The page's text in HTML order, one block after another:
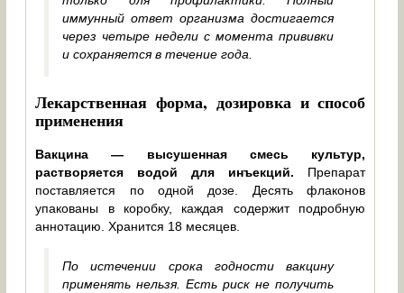
иммунный ответ организма достигается
через четыре недели с момента прививки
и сохраняется в течение года.
Лекарственная форма, дозировка и способ
применения
Вакцина — высушенная смесь культур,
растворяется водой для инъекций. Препарат
поставляется по одной дозе. Десять флаконов
упакованы в коробку, каждая содержит подробную
аннотацию. Хранится 18 месяцев.
По истечении срока годности вакцину
применять нельзя. Есть риск не получить